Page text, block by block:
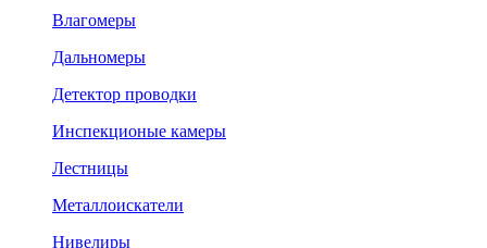
Влагомеры
Дальномеры
Детектор проводки
Инспекционые камеры
Лестницы
Металлоискатели
Нивелиры